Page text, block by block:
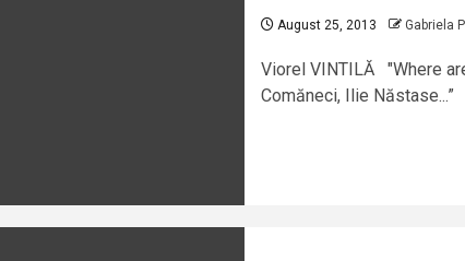
August 25, 2013 Gabriela
Viorel VINTILĂ "Where
Comăneci, Ilie